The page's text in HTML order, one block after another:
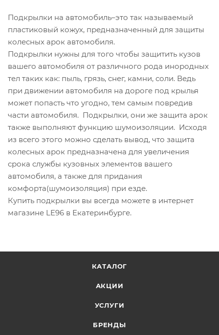
Подкрылки на автомобиль–это так называемый
пластиковый кожух, предназначенный для защиты
колесных арок автомобиля.
Подкрылки нужны для того чтобы защитить кузов
вашего автомобиля от различного рода инородных
тел таких как: пыль, грязь, снег, камни, соли. Ведь
при движении автомобиля на дороге под крылья
может попасть что угодно, тем самым повредив
части автомобиля. Подкрылки, они же защита арок
также выполняют функцию шумоизоляции. Исходя
из всего этого можно сделать вывод, что защита
колесных арок предназначена для увеличения
срока службы кузовных элементов вашего
автомобиля, а также для придания
комфорта(шумоизоляция) при езде.
Купить подкрылки вы всегда можете в интернет
магазине LE96 в Екатеринбурге.
КАТАЛОГ
АКЦИИ
УСЛУГИ
БРЕНДЫ